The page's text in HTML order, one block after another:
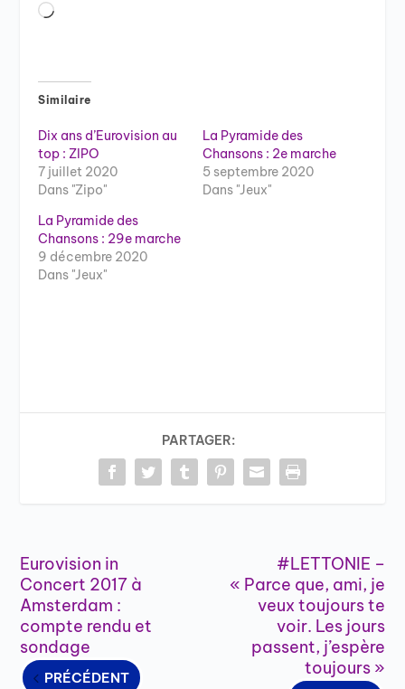
Chargement…
Similaire
Dix ans d’Eurovision au
top : ZIPO
7 juillet 2020
Dans "Zipo"
La Pyramide des
Chansons : 2e marche
5 septembre 2020
Dans "Jeux"
La Pyramide des
Chansons : 29e marche
9 décembre 2020
Dans "Jeux"
PARTAGER:
Eurovision in
Concert 2017 à
Amsterdam :
compte rendu et
sondage
PRÉCÉDENT
#LETTONIE –
« Parce que, ami, je
veux toujours te
voir. Les jours
passent, j’espère
toujours »